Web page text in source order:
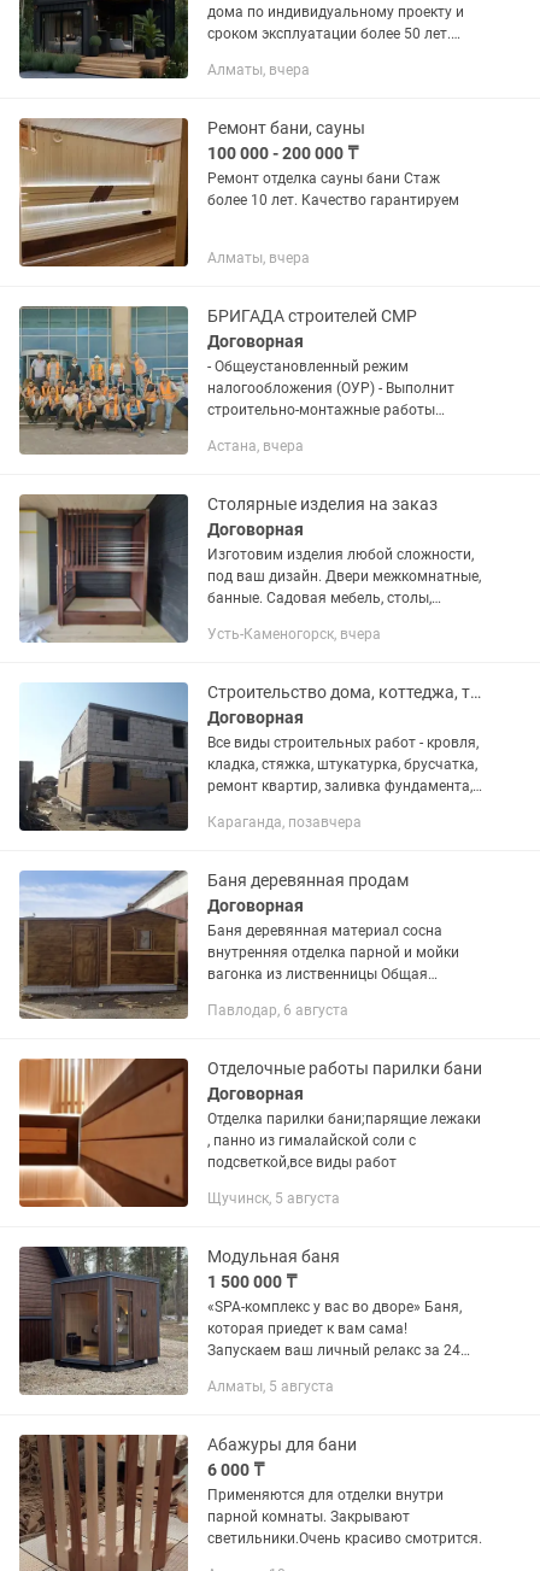
дома по индивидуальному проекту и
сроком эксплуатации более 50 лет.
алматы и алматинской области из...
Алматы, вчера
Ремонт бани, сауны
100 000 - 200 000 ₸
Ремонт отделка сауны бани Стаж
более 10 лет. Качество гарантируем
Алматы, вчера
БРИГАДА строителей СМР
Договорная
- Общеустановленный режим
налогообложения (ОУР) - Выполнит
строительно-монтажные работы
отделка, укладка плитки, брусчатка в
Строительство...
Астана, вчера
Столярные изделия на заказ
Договорная
Изготовим изделия любой сложности,
под ваш дизайн. Двери межкомнатные,
банные. Садовая мебель, столы,
Лестницы, декоративная отделка
Усть-Каменогорск, вчера
Строительство дома, коттеджа, таунхауса,ремонт под ключ, по дизайн проекту
Договорная
Все виды строительных работ - кровля,
кладка, стяжка, штукатурка, брусчатка,
ремонт квартир, заливка фундамента,
сложности, современным дизайном,
Караганда, позавчера
Баня деревянная продам
Договорная
Баня деревянная материал сосна
внутренняя отделка парной и мойки
вагонка из лиственницы Общая
Вместимость до 4 человек Большое
Павлодар, 6 августа
Отделочные работы парилки бани
Договорная
Отделка парилки бани;парящие лежаки
, панно из гималайской соли с
подсветкой,все виды работ
Щучинск, 5 августа
Модульная баня
1 500 000 ₸
«SPA-комплекс у вас во дворе» Баня,
которая приедет к вам сама!
Запускаем ваш личный релакс за 24
сауны? Постройте свою, не превращая
Алматы, 5 августа
Абажуры для бани
6 000 ₸
Применяются для отделки внутри
парной комнаты. Закрывают
светильники.Очень красиво смотрится.